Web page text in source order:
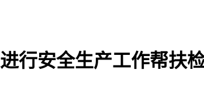
行安全生产工作帮扶